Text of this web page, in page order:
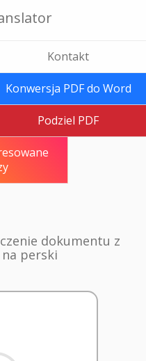
Kontakt
Konwersja PDF do Word
Podziel PDF
dokumentu z
perski